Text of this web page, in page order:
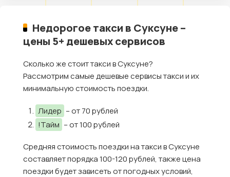
Недорогое такси в Суксуне –
цены 5+ дешевых сервисов
Сколько же стоит такси в Суксуне?
Рассмотрим самые дешевые сервисы такси и их
минимальную стоимость поездки.
Лидер – от 70 рублей
!Тайм – от 100 рублей
Средняя стоимость поездки на такси в Суксуне
составляет порядка 100-120 рублей, также цена
поездки будет зависеть от погодных условий,